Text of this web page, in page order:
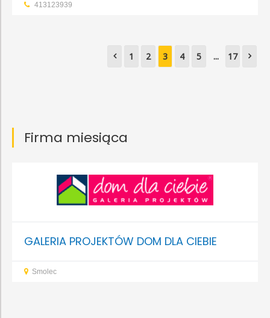
murarskie
Kolektory słoneczne
413123939
1 2 3 4 5 ... 17
Firma miesiąca
GALERIA PROJEKTÓW DOM DLA CIEBIE
Smolec